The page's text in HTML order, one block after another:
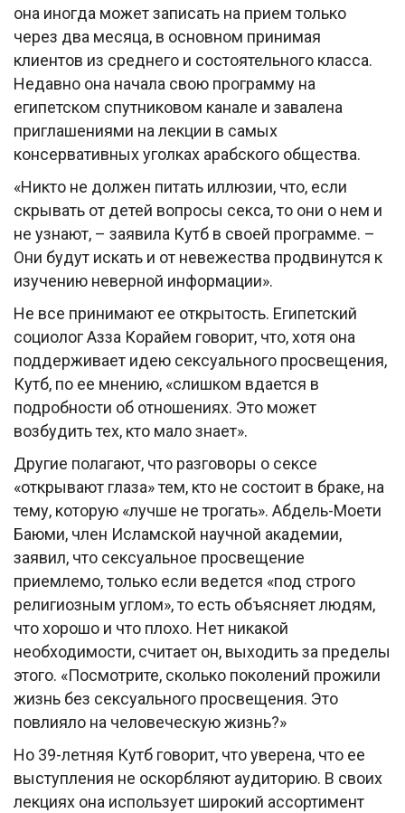
она иногда может записать на прием только
через два месяца, в основном принимая
клиентов из среднего и состоятельного класса.
Недавно она начала свою программу на
египетском спутниковом канале и завалена
приглашениями на лекции в самых
консервативных уголках арабского общества.
«Никто не должен питать иллюзии, что, если
скрывать от детей вопросы секса, то они о нем и
не узнают, – заявила Кутб в своей программе. –
Они будут искать и от невежества продвинутся к
изучению неверной информации».
Не все принимают ее открытость. Египетский
социолог Азза Корайем говорит, что, хотя она
поддерживает идею сексуального просвещения,
Кутб, по ее мнению, «слишком вдается в
подробности об отношениях. Это может
возбудить тех, кто мало знает».
Другие полагают, что разговоры о сексе
«открывают глаза» тем, кто не состоит в браке, на
тему, которую «лучше не трогать». Абдель-Моети
Баюми, член Исламской научной академии,
заявил, что сексуальное просвещение
приемлемо, только если ведется «под строго
религиозным углом», то есть объясняет людям,
что хорошо и что плохо. Нет никакой
необходимости, считает он, выходить за пределы
этого. «Посмотрите, сколько поколений прожили
жизнь без сексуального просвещения. Это
повлияло на человеческую жизнь?»
Но 39-летняя Кутб говорит, что уверена, что ее
выступления не оскорбляют аудиторию. В своих
лекциях она использует широкий ассортимент